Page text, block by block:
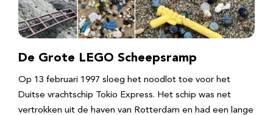
De Grote LEGO Scheepsramp
Op 13 februari 1997 sloeg het noodlot toe voor het
Duitse vrachtschip Tokio Express. Het schip was net
vertrokken uit de haven van Rotterdam en had een lange